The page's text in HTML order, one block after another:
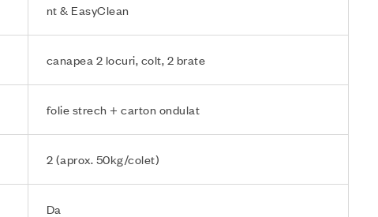
nt & EasyClean
canapea 2 locuri, colt, 2 brate
folie strech + carton ondulat
2 (aprox. 50kg/colet)
Da